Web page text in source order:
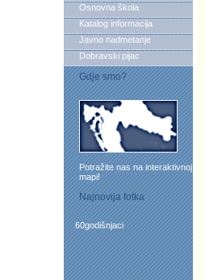
Osnovna škola
Katalog informacija
Javno nadmetanje
Dobravski pijac
Gdje smo?
Potražite nas na interaktivnoj
mapi!
Najnovija fotka
60godišnjaci